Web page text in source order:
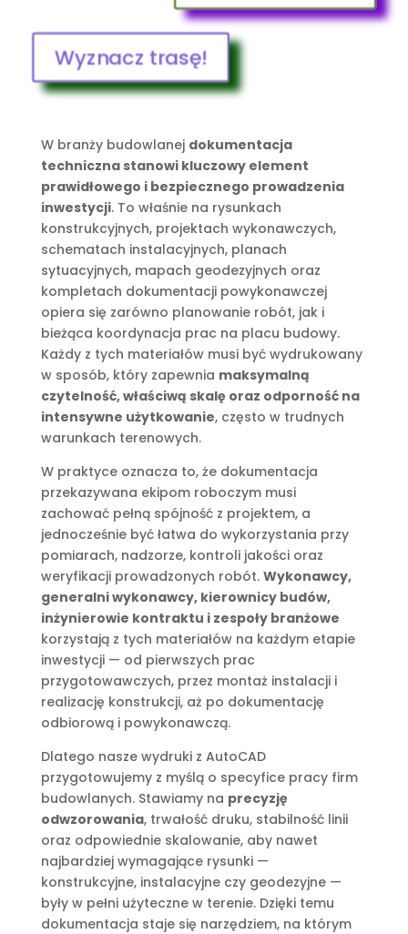
Wyznacz trasę!
W branży budowlanej dokumentacja
techniczna stanowi kluczowy element
prawidłowego i bezpiecznego prowadzenia
inwestycji. To właśnie na rysunkach
konstrukcyjnych, projektach wykonawczych,
schematach instalacyjnych, planach
sytuacyjnych, mapach geodezyjnych oraz
kompletach dokumentacji powykonawczej
opiera się zarówno planowanie robót, jak i
bieżąca koordynacja prac na placu budowy.
Każdy z tych materiałów musi być wydrukowany
w sposób, który zapewnia maksymalną
czytelność, właściwą skalę oraz odporność na
intensywne użytkowanie, często w trudnych
warunkach terenowych.
W praktyce oznacza to, że dokumentacja
przekazywana ekipom roboczym musi
zachować pełną spójność z projektem, a
jednocześnie być łatwa do wykorzystania przy
pomiarach, nadzorze, kontroli jakości oraz
weryfikacji prowadzonych robót. Wykonawcy,
generalni wykonawcy, kierownicy budów,
inżynierowie kontraktu i zespoły branżowe
korzystają z tych materiałów na każdym etapie
inwestycji — od pierwszych prac
przygotowawczych, przez montaż instalacji i
realizację konstrukcji, aż po dokumentację
odbiorową i powykonawczą.
Dlatego nasze wydruki z AutoCAD
przygotowujemy z myślą o specyfice pracy firm
budowlanych. Stawiamy na precyzję
odwzorowania, trwałość druku, stabilność linii
oraz odpowiednie skalowanie, aby nawet
najbardziej wymagające rysunki —
konstrukcyjne, instalacyjne czy geodezyjne —
były w pełni użyteczne w terenie. Dzięki temu
dokumentacja staje się narzędziem, na którym